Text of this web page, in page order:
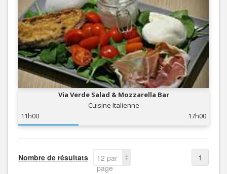
Via Verde Salad & Mozzarella Bar
Cuisine Italienne
11h00
17h00
Nombre de résultats
12 par
page
1